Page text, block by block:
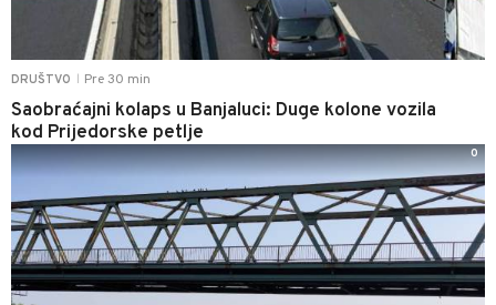
DRUŠTVO Pre 30 min
Saobraćajni kolaps u Banjaluci: Duge kolone vozila
kod Prijedorske petlje
0